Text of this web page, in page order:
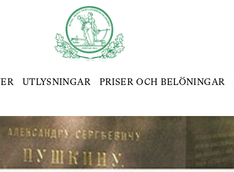
UTLYSNINGAR PRISER OCH BELÖNINGAR